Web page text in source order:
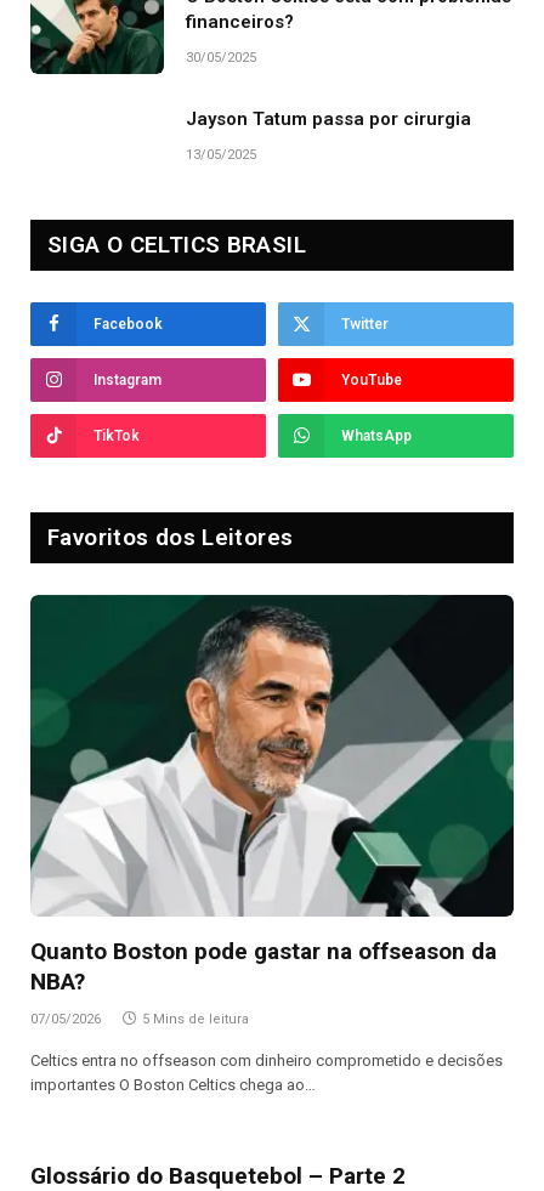
financeiros?
30/05/2025
Jayson Tatum passa por cirurgia
13/05/2025
SIGA O CELTICS BRASIL
Facebook Twitter
Instagram YouTube
TikTok WhatsApp
Favoritos dos Leitores
Quanto Boston pode gastar na offseason da
NBA?
07/05/2026 5 Mins de leitura
Celtics entra no offseason com dinheiro comprometido e decisões
importantes O Boston Celtics chega ao…
Glossário do Basquetebol – Parte 2